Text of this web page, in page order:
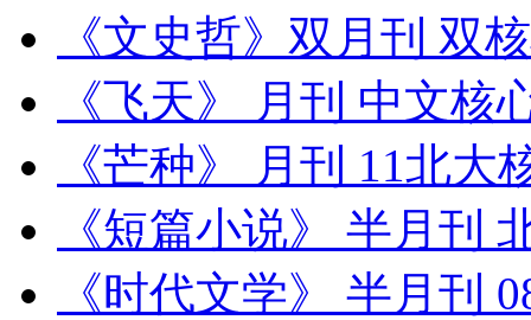
《文史哲》双月刊 双
《飞天》 月刊 中文核
《芒种》 月刊 11北大
《短篇小说》 半月刊
《时代文学》 半月刊